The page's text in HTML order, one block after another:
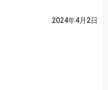
2024年4月2日